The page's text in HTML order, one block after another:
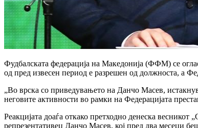
Фудбалската федерација на Македонија (ФФМ) се
од пред извесен период е разрешен од должноста, а
„Во врска со приведувањето на Данчо Масев,
неговите активности во рамки на Федерацијата
Реакцијата доаѓа откако претходно денеска
репрезентативец Данчо Масев, кој пред два месеци